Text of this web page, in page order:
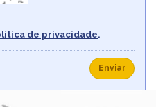
de privacidade.
Enviar